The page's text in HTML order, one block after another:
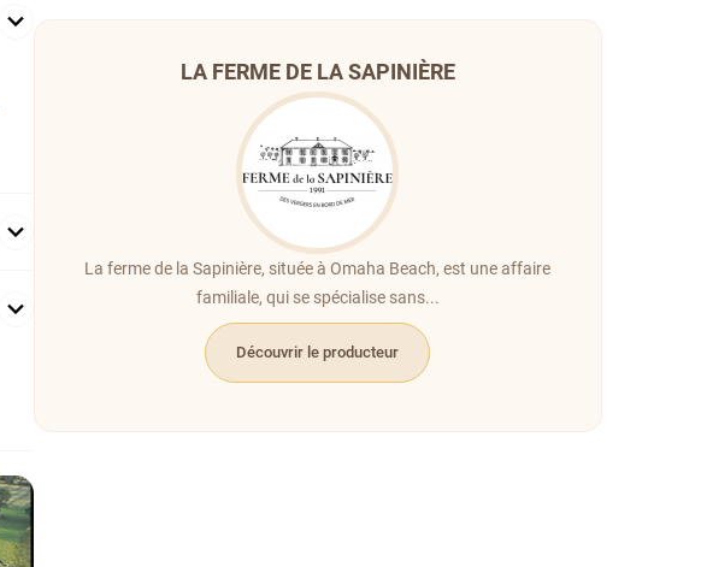
LA FERME DE LA SAPINIÈRE
La ferme de la Sapinière, située à Omaha Beach, est une affaire
familiale, qui se spécialise sans...
Découvrir le producteur